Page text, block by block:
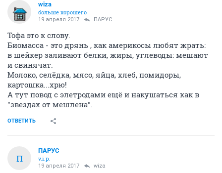
wiza
больше хорошего
19 апреля 2017 ПАРУС
Тофа это к слову.
Биомасса - это дрянь , как америкосы любят жрать:
в шейкер заливают белки, жиры, углеводы: мешают
и свинячат.
Молоко, селёдка, мясо, яйца, хлеб, помидоры,
картошка...хрю!
А тут повод с элетродами ещё и накушаться как в
"звездах от мешлена".
ОТВЕТИТЬ
П
ПАРУС
v.i.p.
19 апреля 2017 wiza